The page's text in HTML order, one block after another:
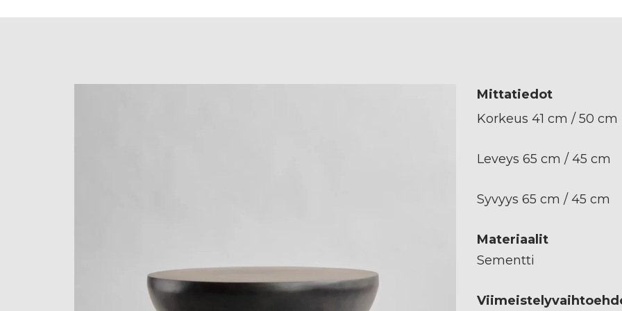
Mittatiedot
Korkeus 41 cm / 50 cm
Leveys 65 cm / 45 cm
Syvyys 65 cm / 45 cm
Materiaalit
Sementti